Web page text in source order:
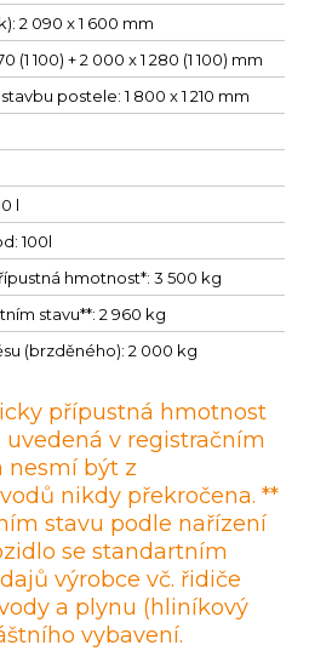
2 090 x 1 600 mm
(1 100) + 2 000 x 1 280 (1 100) mm
postele: 1 800 x 1 210 mm
l
100l
hmotnost*: 3 500 kg
stavu**: 2 960 kg
(brzděného): 2 000 kg
přípustná hmotnost
v registračním
nesmí být z
nikdy překročena. **
stavu podle nařízení
se standartním
výrobce vč. řidiče
a plynu (hliníkový
vybavení.